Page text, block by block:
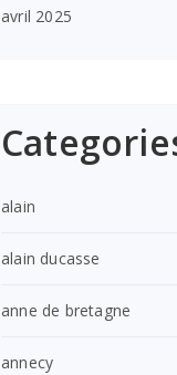
avril 2025
alain
alain ducasse
anne de bretagne
annecy